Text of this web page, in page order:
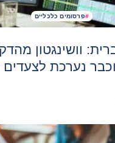
#פרסומים כלכליים
וושינגטון
נערכת